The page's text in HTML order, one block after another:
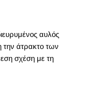
αυλός
την άτρακτο των
σχέση με τη